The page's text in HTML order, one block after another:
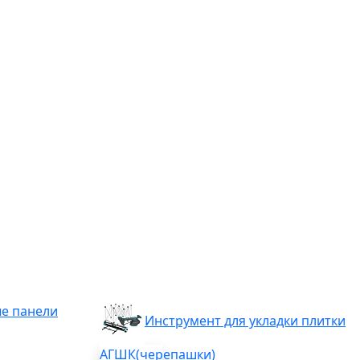
панели
Инструмент для укладки плитки
АГШК(черепашки)